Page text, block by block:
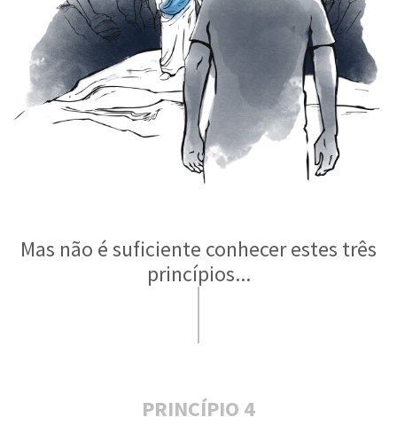
Mas não é suficiente conhecer estes três
princípios...
PRINCÍPIO 4